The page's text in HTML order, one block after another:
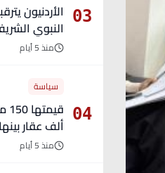
03 الأردنيون
النبوي
منذ 5 أيام
04
سياسة
ألف عقار
منذ 5 أيام